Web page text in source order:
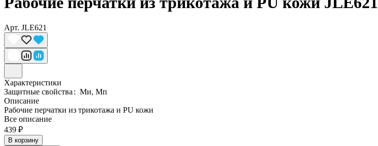
Арт. JLE621
Характеристики
Защитные свойства: Ми, Мп
Описание
Рабочие перчатки из трикотажа и PU кожи
Все описание
439 ₽
В корзину